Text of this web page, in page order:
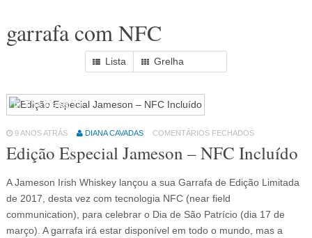
garrafa com NFC
Lista Grelha
In The News79
9 ANOS ATRÁS DIANA CAVADAS COMENTÁRIOS FECHADOS
Edição Especial Jameson – NFC Incluído
A Jameson Irish Whiskey lançou a sua Garrafa de Edição Limitada
de 2017, desta vez com tecnologia NFC (near field
communication), para celebrar o Dia de São Patrício (dia 17 de
março). A garrafa irá estar disponível em todo o mundo, mas a